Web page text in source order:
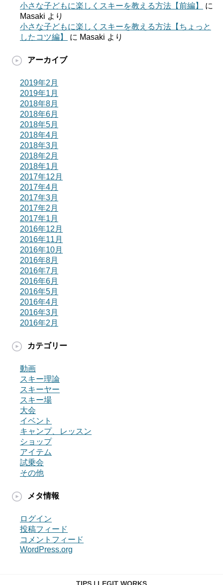
小さな子どもに楽しくスキーを教える方法【前編】
に
Masaki より
小さな子どもに楽しくスキーを教える方法【ちょっと
したコツ編】
に Masaki より
アーカイブ
2019年2月
2019年1月
2018年8月
2018年6月
2018年5月
2018年4月
2018年3月
2018年2月
2018年1月
2017年12月
2017年4月
2017年3月
2017年2月
2017年1月
2016年12月
2016年11月
2016年10月
2016年8月
2016年7月
2016年6月
2016年5月
2016年4月
2016年3月
2016年2月
カテゴリー
動画
スキー理論
スキーヤー
スキー場
大会
イベント
キャンプ、レッスン
ショップ
アイテム
試乗会
その他
メタ情報
ログイン
投稿フィード
コメントフィード
WordPress.org